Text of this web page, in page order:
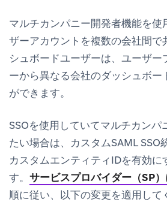
マルチカンパニー開発者機能を使
ザーアカウントを複数の会社間で
シュボードユーザーは、ユーザー
ーから異なる会社のダッシュボー
ができます。
SSOを使用していてマルチカンパ
たい場合は、カスタムSAML SSO
カスタムエンティティIDを有効に
す。 サービスプロバイダー（SP
順に従い、以下の変更を適用して